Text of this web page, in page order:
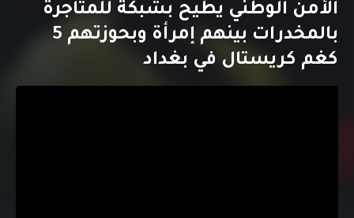
الأمن الوطني يطيح بشبكة للمتاجرة
بالمخدرات بينهم إمرأة وبحوزتهم 5
كغم كريستال في بغداد